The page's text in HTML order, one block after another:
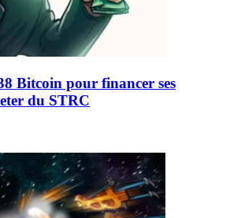
Bitcoin pour financer ses
du STRC